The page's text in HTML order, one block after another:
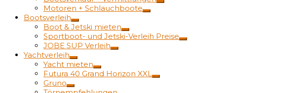
Motoren + Schlauchboote
Bootsverleih
Boot & Jetski mieten
Sportboot- und Jetski-Verleih Preise
JOBE SUP Verleih
Yachtverleih
Yacht mieten
Futura 40 Grand Horizon XXL
Gruno